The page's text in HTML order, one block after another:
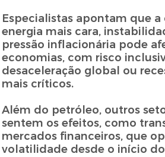
Especialistas apontam que
energia mais cara,
pressão inflacionária pode
economias, com risco
desaceleração global ou
mais críticos.
Além do petróleo, outros
sentem os efeitos, como
mercados financeiros, que
volatilidade desde o início